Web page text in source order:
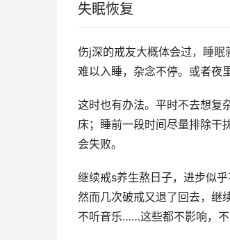
失眠恢复
伤j深的戒友大概体会过，睡
难以入睡，杂念不停。或者夜
这时也有办法。平时不去想复
床；睡前一段时间尽量排除
会失败。
继续戒s养生熬日子，进步似
然而几次破戒又退了回去，继
不听音乐……这些都不影响，不